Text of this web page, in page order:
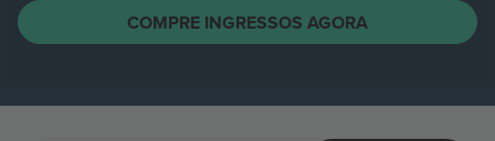
COMPRE INGRESSOS AGORA